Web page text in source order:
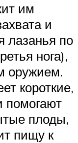
им
и
лазанья по
нога),
оружием.
короткие,
помогают
плоды,
пищу к